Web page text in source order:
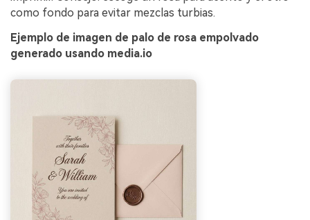
como fondo para evitar mezclas turbias.
Ejemplo de imagen de palo de rosa empolvado
generado usando media.io